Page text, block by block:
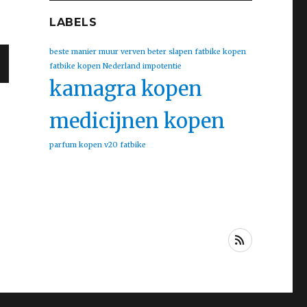
LABELS
beste manier muur verven beter slapen fatbike kopen
fatbike kopen Nederland impotentie
kamagra kopen
medicijnen kopen
parfum kopen v20 fatbike
RSS